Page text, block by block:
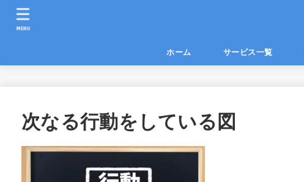
ホーム サービス一覧
MENU
次なる行動をしている図